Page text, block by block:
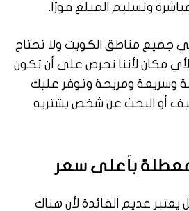
وتسليم المبلغ فورًا.
جميع مناطق الكويت ولا تحتاج
مكان لأننا نحرص على أن تكون
وسريعة ومريحة وتوفر عليك
أو البحث عن شخص يشتريه
بأعلى سعر
عديم الفائدة لأن هناك